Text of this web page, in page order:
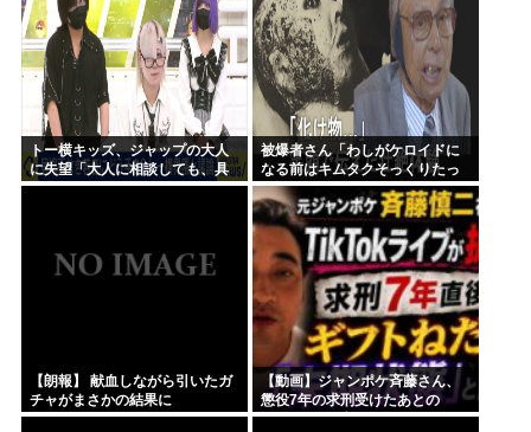
トー横キッズ、ジャップの大人
に失望「大人に相談しても、具
体的に何もしてくれない。結果
被爆者さん「わしがケロイドに
なる前はキムタクそっくりたっ
たんじゃ」ハードなギャグをか
ます
【朗報】 献血しながら引いたガ
チャがまさかの結果に
【動画】ジャンポケ斉藤さん、
懲役7年の求刑受けたあとの
TikTokライブ配信がヤバすぎる